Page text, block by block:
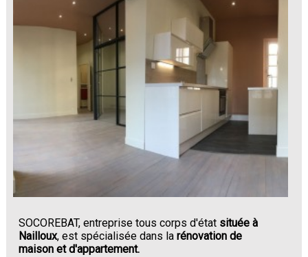
SOCOREBAT, entreprise tous corps d'état située à
Nailloux, est spécialisée dans larénovation de
maison et d'appartement.